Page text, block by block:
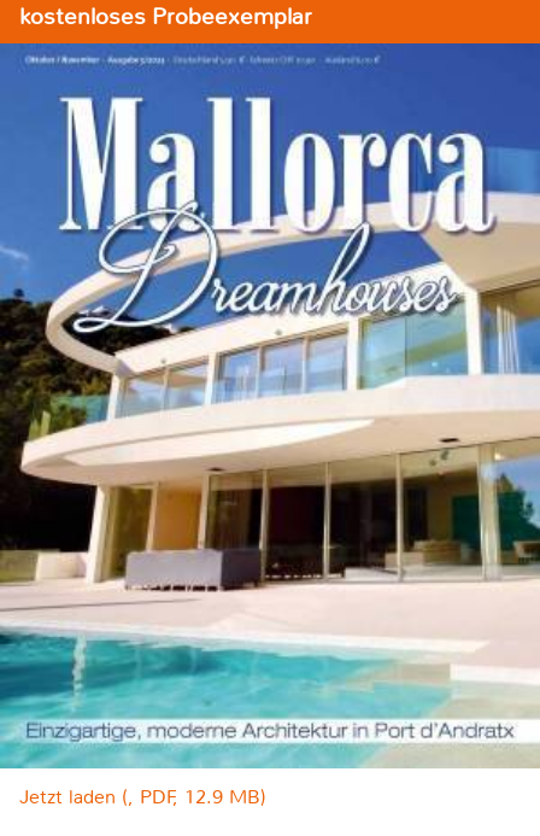
kostenloses Probeexemplar
Jetzt laden (, PDF, 12.9 MB)